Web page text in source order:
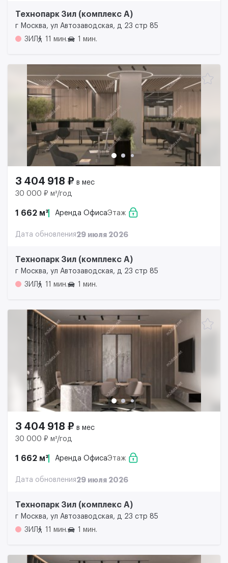
Технопарк Зил (комплекс А)
г Москва, ул Автозаводская, д 23 стр 85
ЗИЛ
11 мин. 1 мин.
3 404 918 ₽ в мес
30 000 ₽ м²/год
1 662 м² Аренда ОфисаЭтаж
Дата обновления29 июля 2026
Технопарк Зил (комплекс А)
г Москва, ул Автозаводская, д 23 стр 85
ЗИЛ
11 мин. 1 мин.
3 404 918 ₽ в мес
30 000 ₽ м²/год
1 662 м² Аренда ОфисаЭтаж
Дата обновления29 июля 2026
Технопарк Зил (комплекс А)
г Москва, ул Автозаводская, д 23 стр 85
ЗИЛ
11 мин. 1 мин.